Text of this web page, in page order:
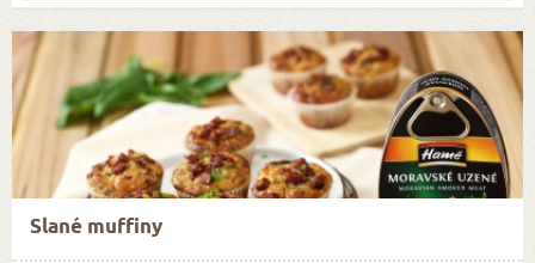
Slané muffiny